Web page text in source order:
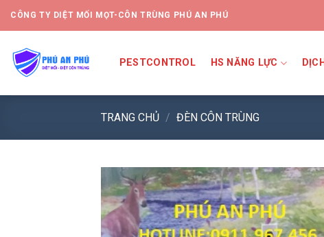
CÔNG TY DIỆT MỐI MỌT-CÔN TRÙNG PHÚ AN PHÚ
PESTCONTROL HS NĂNG LỰC
TRANG CHỦ / ĐÈN CÔN TRÙNG